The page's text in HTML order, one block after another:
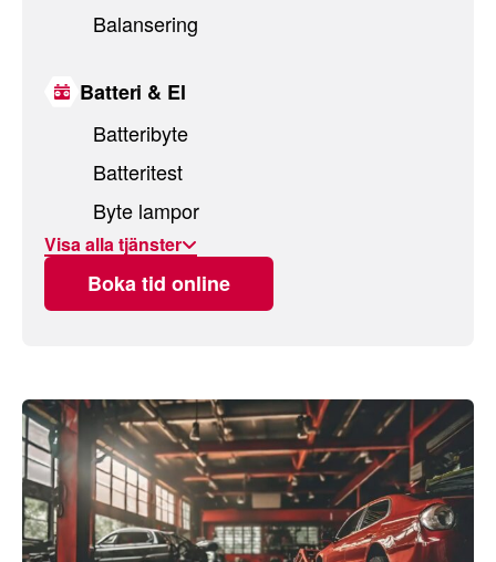
Balansering
Batteri & El
Batteribyte
Batteritest
Byte lampor
Visa alla tjänster
Boka tid online